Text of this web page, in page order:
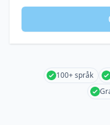
100+ språk